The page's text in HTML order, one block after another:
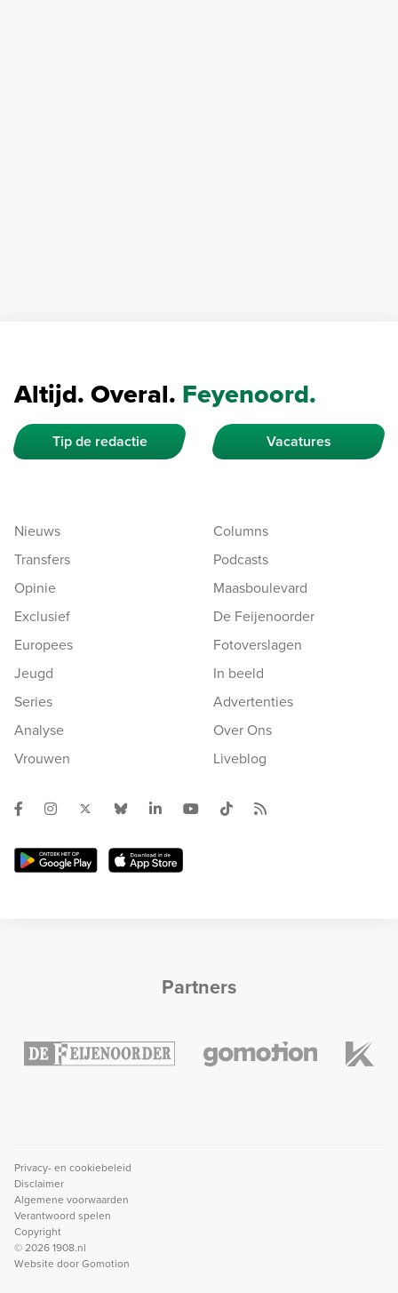
Altijd. Overal. Feyenoord.
Tip de redactie Vacatures
Nieuws
Transfers
Opinie
Exclusief
Europees
Jeugd
Series
Analyse
Vrouwen
Columns
Podcasts
Maasboulevard
De Feijenoorder
Fotoverslagen
In beeld
Advertenties
Over Ons
Liveblog
Partners
Privacy- en cookiebeleid
Disclaimer
Algemene voorwaarden
Verantwoord spelen
Copyright
© 2026 1908.nl
Website doorGomotion